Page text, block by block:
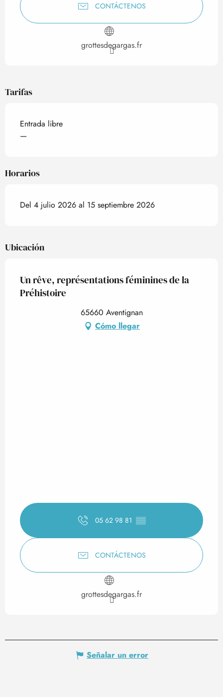
CONTÁCTENOS
grottesdegargas.fr
Tarifas
Entrada libre
—
Horarios
Del 4 julio 2026 al 15 septiembre 2026
Ubicación
Un rêve, représentations féminines de la
Préhistoire
65660 Aventignan
Cómo llegar
05 62 98 81 ▒▒
CONTÁCTENOS
grottesdegargas.fr
Señalar un error